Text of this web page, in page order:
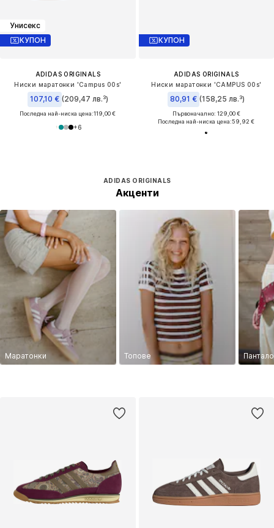
Унисекс
КУПОН
ADIDAS ORIGINALS
Ниски маратонки 'Campus 00s'
107,10 € (209,47 лв.³)
Последна най-ниска цена:119,00 €
+6
КУПОН
ADIDAS ORIGINALS
Ниски маратонки 'CAMPUS 00s'
80,91 € (158,25 лв.³)
Първоначално: 129,00 €
Последна най-ниска цена:59,92 €
ADIDAS ORIGINALS
Акценти
Маратонки Топове